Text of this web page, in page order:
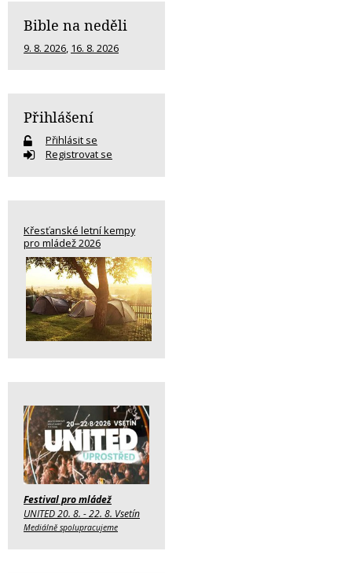
Bible na neděli
9. 8. 2026, 16. 8. 2026
Přihlášení
Přihlásit se
Registrovat se
Křesťanské letní kempy
pro mládež 2026
Festival pro mládež
UNITED 20. 8. - 22. 8. Vsetín
Mediálně spolupracujeme